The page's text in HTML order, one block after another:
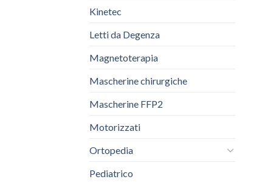
Kinetec
Letti da Degenza
Magnetoterapia
Mascherine chirurgiche
Mascherine FFP2
Motorizzati
Ortopedia
Pediatrico